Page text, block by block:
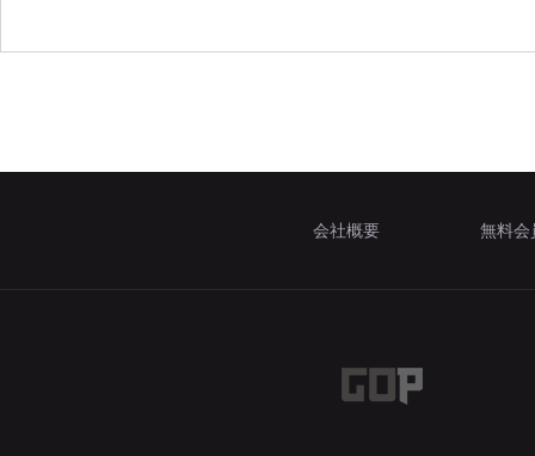
会社概要 無料会